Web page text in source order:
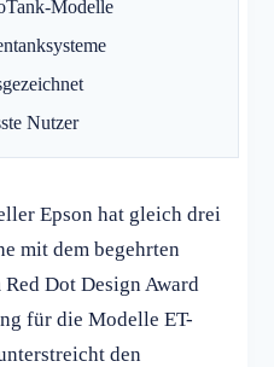
Modelle
Nutzer
Epson hat gleich drei
mit dem begehrten
Dot Design Award
für die Modelle ET-
den